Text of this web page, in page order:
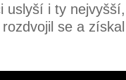
uslyší i ty
se a